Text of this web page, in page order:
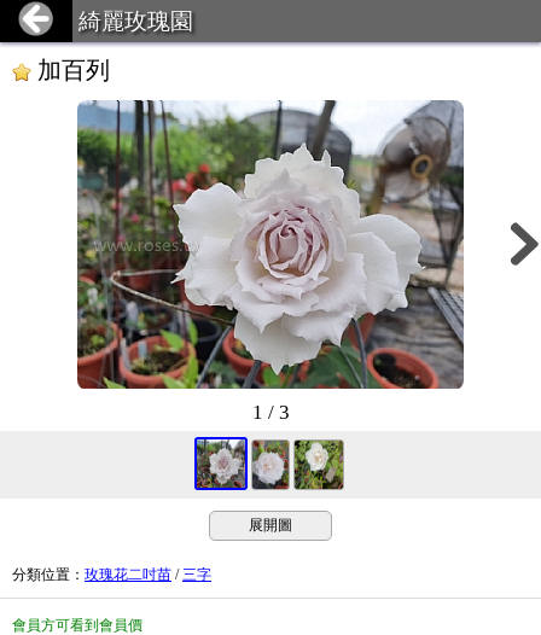
綺麗玫瑰園
加百列
1 / 3
展開圖
分類位置 ： 玫瑰花二吋苗 /三字
會員方可看到會員價